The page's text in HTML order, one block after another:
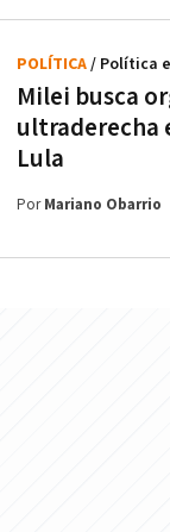
Milei busca
ultraderecha
Lula
POLÍTICA/ Política
PorMariano Obarrio